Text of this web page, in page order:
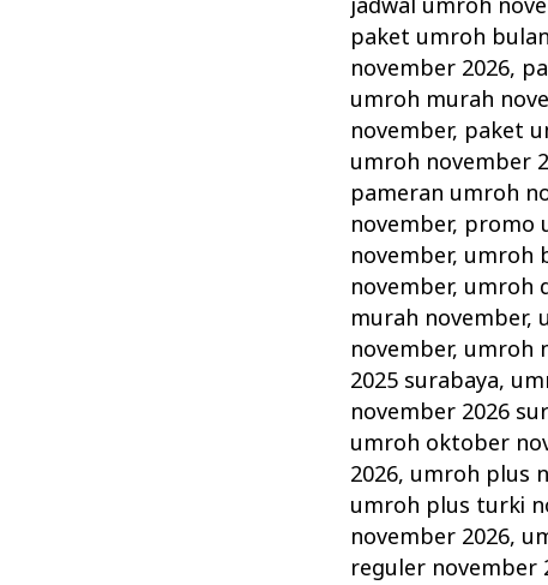
jadwal umroh
paket umroh
november 2026,
umroh murah
november, paket
umroh november
pameran umroh
november, promo
november, umroh
november, umroh
murah november,
november, umroh
2025 surabaya,
november 2026
umroh oktober
2026, umroh plus
umroh plus turki
november 2026,
reguler november
Solusi
Terpercaya